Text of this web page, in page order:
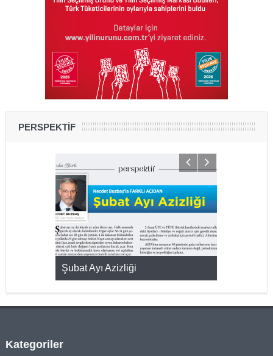
PERSPEKTİF
Şubat Ayı Azizliği
Kategoriler